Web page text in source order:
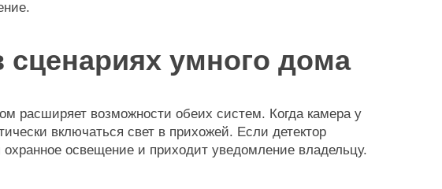
умного дома
расширяет возможности обеих систем. Когда камера у
включаться свет в прихожей. Если детектор
освещение и приходит уведомление владельцу.